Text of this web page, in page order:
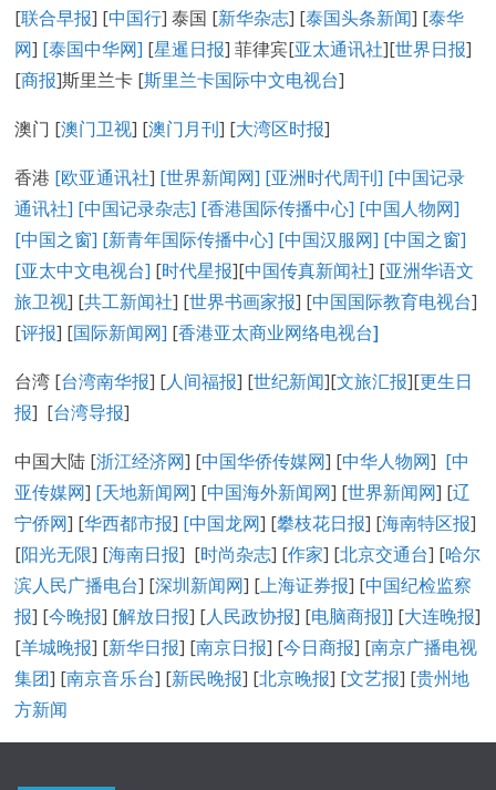
[联合早报] [中国行] 泰国 [新华杂志] [泰国头条新闻] [泰华
网] [泰国中华网] [星暹日报] 菲律宾[亚太通讯社][世界日报]
[商报]斯里兰卡 [斯里兰卡国际中文电视台]
澳门 [澳门卫视] [澳门月刊] [大湾区时报]
香港 [欧亚通讯社] [世界新闻网] [亚洲时代周刊] [中国记录
通讯社] [中国记录杂志] [香港国际传播中心] [中国人物网]
[中国之窗] [新青年国际传播中心] [中国汉服网] [中国之窗]
[亚太中文电视台] [时代星报][中国传真新闻社] [亚洲华语文
旅卫视] [共工新闻社] [世界书画家报] [中国国际教育电视台]
[评报] [国际新闻网] [香港亚太商业网络电视台]
台湾 [台湾南华报] [人间福报] [世纪新闻][文旅汇报][更生日
报] [台湾导报]
中国大陆 [浙江经济网] [中国华侨传媒网] [中华人物网] [中
亚传媒网] [天地新闻网] [中国海外新闻网] [世界新闻网] [辽
宁侨网] [华西都市报] [中国龙网] [攀枝花日报] [海南特区报]
[阳光无限] [海南日报] [时尚杂志] [作家] [北京交通台] [哈尔
滨人民广播电台] [深圳新闻网] [上海证券报] [中国纪检监察
报] [今晚报] [解放日报] [人民政协报] [电脑商报]] [大连晚报]
[羊城晚报] [新华日报] [南京日报] [今日商报] [南京广播电视
集团] [南京音乐台] [新民晚报] [北京晚报] [文艺报] [贵州地
方新闻